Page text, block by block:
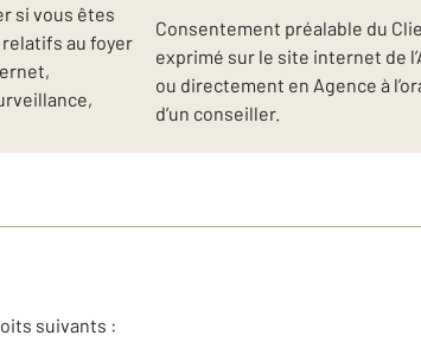
si vous êtes
au foyer
Consentement préalable du
exprimé sur le site internet de
ou directement en Agence à
d’un conseiller.
suivants :